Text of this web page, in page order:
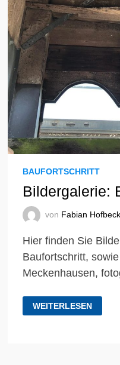
BAUFORTSCHRITT
Bildergalerie:
von Fabian Hofbeck
Hier finden Sie
Baufortschritt,
Meckenhausen,
BILDERGALERIE:
BAUFORTSCHRITT
WEITERLESEN